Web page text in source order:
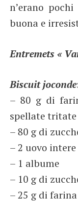
n’erano
buona e
Entremets «
Biscuit joconde
– 80 g di
spellate
– 80 g di
– 2 uovo intere
– 1 albume
– 10 g di
– 25 g di farina